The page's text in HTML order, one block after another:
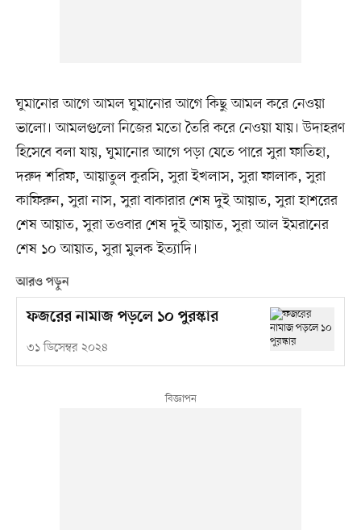
ঘুমানোর আগে আমল ঘুমানোর আগে কিছু আমল করে নেওয়া
ভালো। আমলগুলো নিজের মতো তৈরি করে নেওয়া যায়। উদাহরণ
হিসেবে বলা যায়, ঘুমানোর আগে পড়া যেতে পারে সুরা ফাতিহা,
দরুদ শরিফ, আয়াতুল কুরসি, সুরা ইখলাস, সুরা ফালাক, সুরা
কাফিরুন, সুরা নাস, সুরা বাকারার শেষ দুই আয়াত, সুরা হাশরের
শেষ আয়াত, সুরা তওবার শেষ দুই আয়াত, সুরা আল ইমরানের
শেষ ১০ আয়াত, সুরা মুলক ইত্যাদি।
আরও পড়ুন
ফজরের নামাজ পড়লে ১০ পুরস্কার
৩১ ডিসেম্বর ২০২৪